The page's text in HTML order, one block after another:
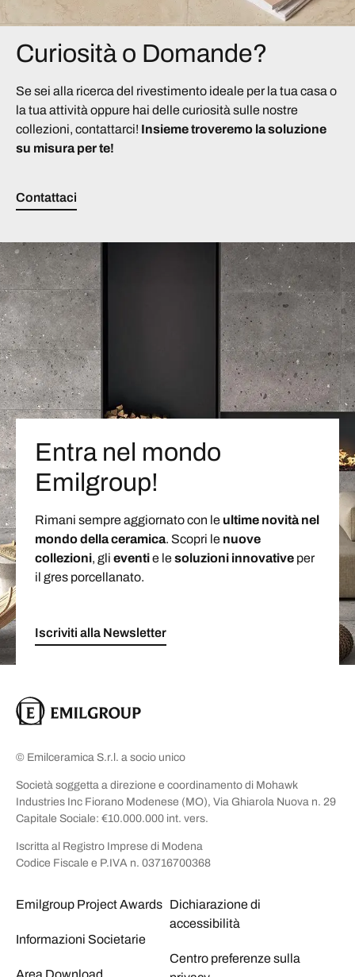
Curiosità o Domande?
Se sei alla ricerca del rivestimento ideale per la tua casa o
la tua attività oppure hai delle curiosità sulle nostre
collezioni, contattarci! Insieme troveremo la soluzione
su misura per te!
Contattaci
Entra nel mondo
Emilgroup!
Rimani sempre aggiornato con le ultime novità nel
mondo della ceramica. Scopri le nuove
collezioni, gli eventie lesoluzioni innovative per
il gres porcellanato.
Iscriviti alla Newsletter
© Emilceramica S.r.l. a socio unico
Società soggetta a direzione e coordinamento di Mohawk
Industries Inc Fiorano Modenese (MO), Via Ghiarola Nuova n. 29
Capitale Sociale: €10.000.000 int. vers.
Iscritta al Registro Imprese di Modena
Codice Fiscale e P.IVA n. 03716700368
Emilgroup Project Awards
Informazioni Societarie
Area Download
Dichiarazione di
accessibilità
Centro preferenze sulla